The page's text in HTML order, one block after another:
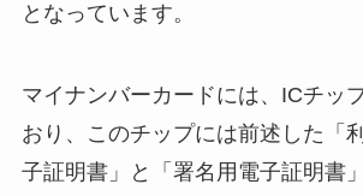
となっています。
マイナンバーカードには、ICチッ
おり、このチップには前述した「
子証明書」と「署名用電子証明書